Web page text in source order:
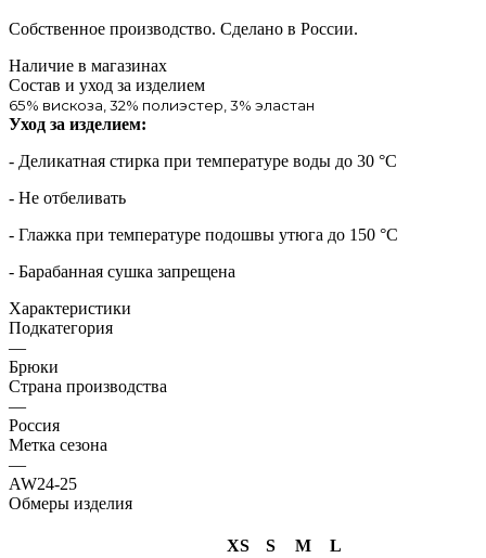
Собственное производство. Сделано в России.
Наличие в магазинах
Состав и уход за изделием
65% вискоза, 32% полиэстер, 3% эластан
Уход за изделием:
- Деликатная стирка при температуре воды до 30 °C
- Не отбеливать
- Глажка при температуре подошвы утюга до 150 °C
- Барабанная сушка запрещена
Характеристики
Подкатегория
—
Брюки
Страна производства
—
Россия
Метка сезона
—
AW24-25
Обмеры изделия
XS S M
L